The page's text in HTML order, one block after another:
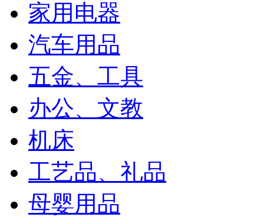
家用电器
汽车用品
五金、工具
办公、文教
机床
工艺品、礼品
母婴用品